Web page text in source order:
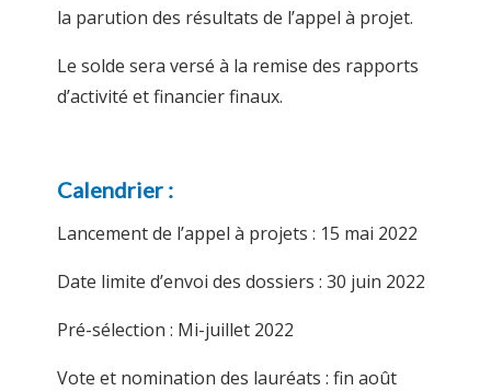
la parution des résultats de l’appel à projet.
Le solde sera versé à la remise des rapports
d’activité et financier finaux.
Calendrier :
Lancement de l’appel à projets : 15 mai 2022
Date limite d’envoi des dossiers : 30 juin 2022
Pré-sélection : Mi-juillet 2022
Vote et nomination des lauréats : fin août